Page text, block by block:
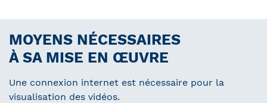
MOYENS NÉCESSAIRES
À SA MISE EN ŒUVRE
Une connexion internet est nécessaire pour la
visualisation des vidéos.